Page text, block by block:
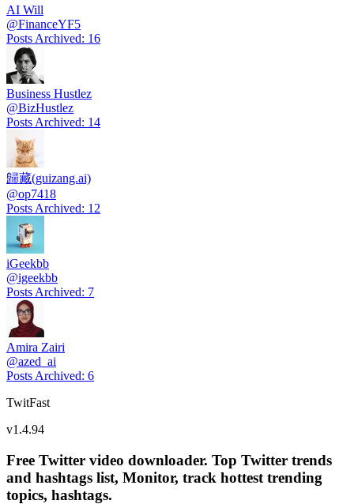
AI Will
@FinanceYF5
Posts Archived: 16
Business Hustlez
@BizHustlez
Posts Archived: 14
歸藏(guizang.ai)
@op7418
Posts Archived: 12
iGeekbb
@igeekbb
Posts Archived: 7
Amira Zairi
@azed_ai
Posts Archived: 6
TwitFast
v1.4.94
Free Twitter video downloader. Top Twitter trends
and hashtags list, Monitor, track hottest trending
topics, hashtags.